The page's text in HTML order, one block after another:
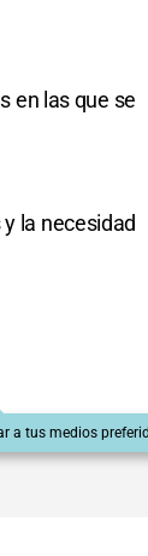
en las que se
la necesidad
a tus medios